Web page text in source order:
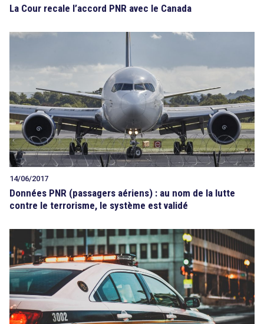
La Cour recale l’accord PNR avec le Canada
14/06/2017
Données PNR (passagers aériens) : au nom de la lutte
contre le terrorisme, le système est validé